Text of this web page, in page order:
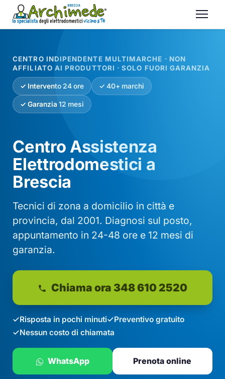
CENTRO INDIPENDENTE MULTIMARCHE · NON
AFFILIATO AI PRODUTTORI · SOLO FUORI GARANZIA
✓ Intervento 24 ore ✓ 40+ marchi
✓ Garanzia 12 mesi
Centro Assistenza
Elettrodomestici a
Brescia
Tecnici di zona a domicilio in città e
provincia, dal 2001. Diagnosi sul posto,
appuntamento in 24-48 ore e 12 mesi di
garanzia.
Chiama ora 348 610 2520
Risposta in pochi minuti
Preventivo gratuito
Nessun costo di chiamata
WhatsApp Prenota online